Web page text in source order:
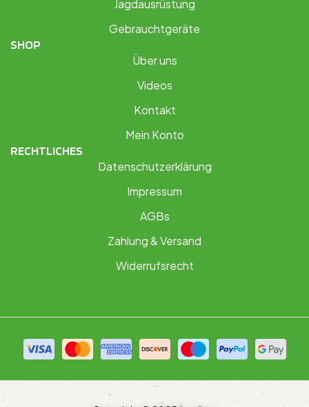
Jagdausrüstung
Gebrauchtgeräte
SHOP
Über uns
Videos
Kontakt
Mein Konto
RECHTLICHES
Datenschutzerklärung
Impressum
AGBs
Zahlung & Versand
Widerrufsrecht